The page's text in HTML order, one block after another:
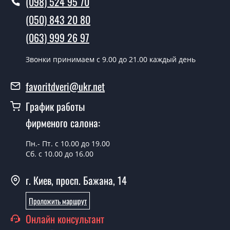
межкомнатных дверей ТМ Фаворит?
Да производим. Монтаж межкомнатных дверей ТМ
Фаворит производится согласно очереди, во все дни
кроме воскресенья.
Techno-49-half?
Стоимость установки дверей Techno-49-half - от 1800
Можно на сегодня вызвать
замерщика?
У вас есть в наличии готовые
межкомнатные двери фаворит?
Да, мы имеем большой ассортимент готовых
(050) 843 20 80
(063) 999 26 97
Звонки принимаем c 9.00 до 21.00 каждый день
favoritdveri@ukr.net
График работы
фирменого салона:
Пн.- Пт. с 10.00 до 19.00
Сб. с 10.00 до 16.00
г. Киев, просп. Бажана, 14
Проложить маршрут
Онлайн консультант